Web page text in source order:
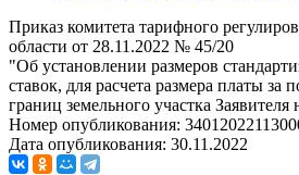
Приказ комитета тарифного
области от 28.11.2022 № 45/20
"Об установлении размеров
ставок, для расчета размера платы за
границ земельного участка Заявителя
Номер опубликования:
Дата опубликования: 30.11.2022